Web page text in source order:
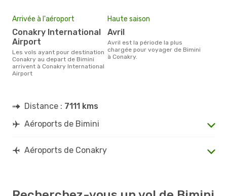
Arrivée à l'aéroport
Conakry International
Airport
Les vols ayant pour destination
Conakry au depart de Bimini
arrivent à Conakry International
Airport
Haute saison
avril
avril est la période la plus
chargée pour voyager de Bimini
à Conakry.
Distance : 7111 kms
Aéroports de Bimini
Aéroports de Conakry